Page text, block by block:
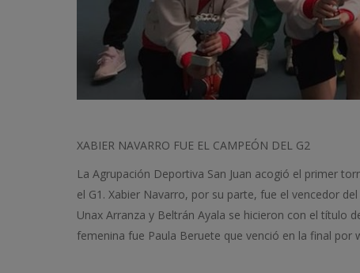
XABIER NAVARRO FUE EL CAMPEÓN DEL G2
La Agrupación Deportiva San Juan acogió el primer
el G1. Xabier Navarro, por su parte, fue el vencedor
Unax Arranza y Beltrán Ayala se hicieron con el título
femenina fue Paula Beruete que venció en la final por